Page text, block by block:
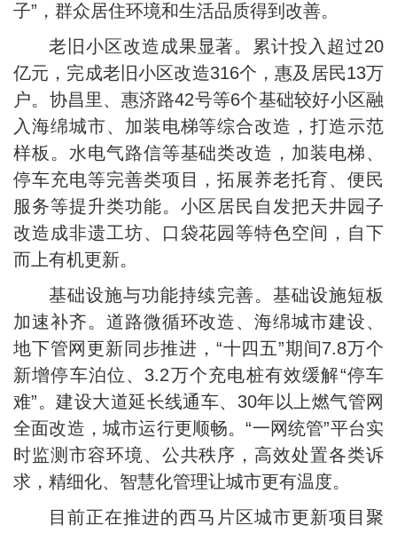
子”，群众居住环境和生活品质得到改善。
老旧小区改造成果显著。累计投入超过20
亿元，完成老旧小区改造316个，惠及居民13万
户。协昌里、惠济路42号等6个基础较好小区融
入海绵城市、加装电梯等综合改造，打造示范
样板。水电气路信等基础类改造，加装电梯、
停车充电等完善类项目，拓展养老托育、便民
服务等提升类功能。小区居民自发把天井园子
改造成非遗工坊、口袋花园等特色空间，自下
而上有机更新。
基础设施与功能持续完善。基础设施短板
加速补齐。道路微循环改造、海绵城市建设、
地下管网更新同步推进，“十四五”期间7.8万个
新增停车泊位、3.2万个充电桩有效缓解“停车
难”。建设大道延长线通车、30年以上燃气管网
全面改造，城市运行更顺畅。“一网统管”平台实
时监测市容环境、公共秩序，高效处置各类诉
求，精细化、智慧化管理让城市更有温度。
目前正在推进的西马片区城市更新项目聚